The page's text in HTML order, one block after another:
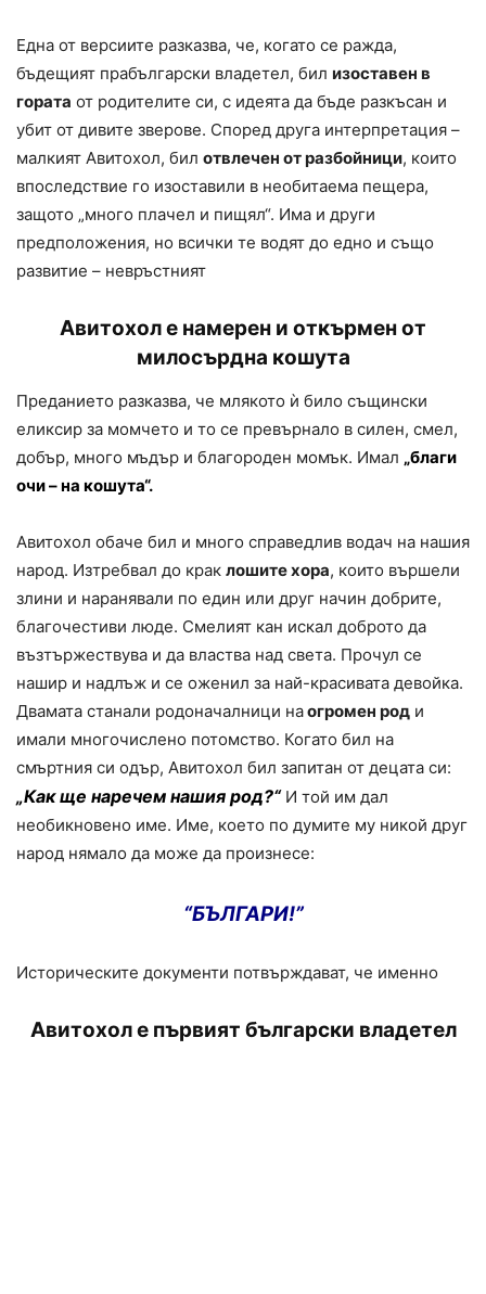
Една от версиите разказва, че, когато се ражда,
бъдещият прабългарски владетел, бил изоставен в
гората от родителите си, с идеята да бъде разкъсан и
убит от дивите зверове. Според друга интерпретация –
малкият Авитохол, бил отвлечен от разбойници, които
впоследствие го изоставили в необитаема пещера,
защото „много плачел и пищял“. Има и други
предположения, но всички те водят до едно и също
развитие – невръстният
Авитохол е намерен и откърмен от
милосърдна кошута
Преданието разказва, че млякото ѝ било същински
еликсир за момчето и то се превърнало в силен, смел,
добър, много мъдър и благороден момък. Имал „благи
очи – на кошута“.
Авитохол обаче бил и много справедлив водач на нашия
народ. Изтребвал до крак лошите хора, които вършели
злини и наранявали по един или друг начин добрите,
благочестиви люде. Смелият кан искал доброто да
възтържествува и да властва над света. Прочул се
нашир и надлъж и се оженил за най-красивата девойка.
Двамата станали родоначалници наогромен род и
имали многочислено потомство. Когато бил на
смъртния си одър, Авитохол бил запитан от децата си:
„Как ще наречем нашия род?“ И той им дал
необикновено име. Име, което по думите му никой друг
народ нямало да може да произнесе:
“БЪЛГАРИ!”
Историческите документи потвърждават, че именно
Авитохол е първият български владетел